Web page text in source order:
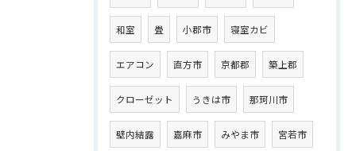
和室 畳 小郡市 寝室カビ
エアコン 直方市 京都郡 築上郡
クローゼット うきは市 那珂川市
壁内結露 嘉麻市 みやま市 宮若市